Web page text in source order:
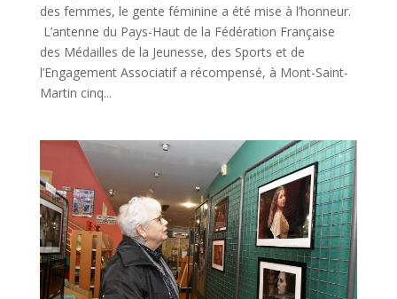
des femmes, le gente féminine a été mise à l’honneur.
L’antenne du Pays-Haut de la Fédération Française
des Médailles de la Jeunesse, des Sports et de
l’Engagement Associatif a récompensé, à Mont-Saint-
Martin cinq...